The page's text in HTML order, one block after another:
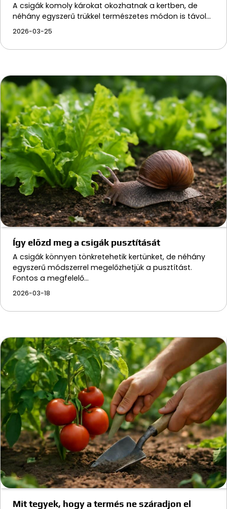
A csigák komoly károkat okozhatnak a kertben, de
néhány egyszerű trükkel természetes módon is távol…
2026-03-25
Így előzd meg a csigák pusztítását
A csigák könnyen tönkretehetik kertünket, de néhány
egyszerű módszerrel megelőzhetjük a pusztítást.
Fontos a megfelelő…
2026-03-18
Mit tegyek, hogy a termés ne száradjon el